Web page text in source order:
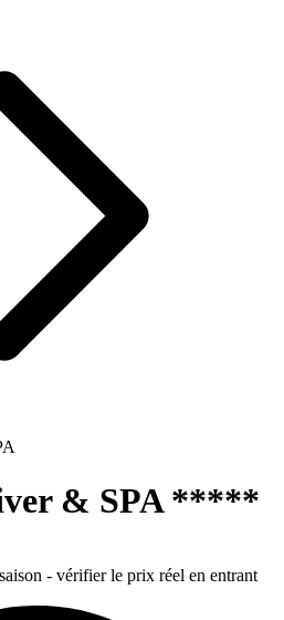
& SPA *****
- vérifier le prix réel en entrant